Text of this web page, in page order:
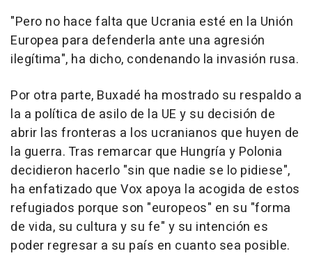
"Pero no hace falta que Ucrania esté en la Unión
Europea para defenderla ante una agresión
ilegítima", ha dicho, condenando la invasión rusa.
Por otra parte, Buxadé ha mostrado su respaldo a
la a política de asilo de la UE y su decisión de
abrir las fronteras a los ucranianos que huyen de
la guerra. Tras remarcar que Hungría y Polonia
decidieron hacerlo "sin que nadie se lo pidiese",
ha enfatizado que Vox apoya la acogida de estos
refugiados porque son "europeos" en su "forma
de vida, su cultura y su fe" y su intención es
poder regresar a su país en cuanto sea posible.